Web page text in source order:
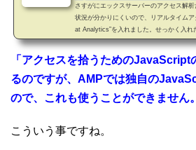
さすがにエックスサーバーのアクセス解
状況が分かりにくいので、リアルタイム
at Analytics”を入れました。せっかく入れ
順をまとめてみました。 Slimstat
で、無償（有償のアドオンもあり）で使
の機能Slimstat Analytics（以降、
セス解析ツールです。デフォルトの機能
「アクセスを拾うためのJavaScript
るのですが、AMPでは独自の
ので、これも使うことができません
こういう事ですね。